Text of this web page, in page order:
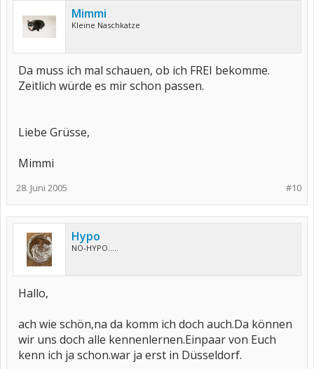
Mimmi
Kleine Naschkatze
Da muss ich mal schauen, ob ich FREI bekomme.
Zeitlich würde es mir schon passen.
Liebe Grüsse,
Mimmi
#10
28. Juni 2005
Hypo
NO-HYPO.....
Hallo,
ach wie schön,na da komm ich doch auch.Da können
wir uns doch alle kennenlernen.Einpaar von Euch
kenn ich ja schon.war ja erst in Düsseldorf.